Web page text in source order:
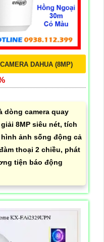
DAHUA (8MP)
dòng camera quay
8MP siêu nét, tích
ảnh sống động cả
thoại 2 chiều, phát
tiện báo động